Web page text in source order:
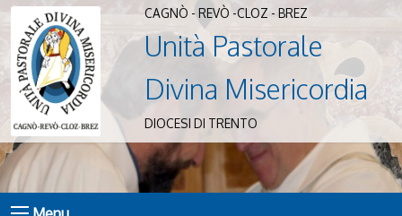
CAGNÒ - REVÒ -CLOZ - BREZ
Unità Pastorale
Divina Misericordia
DIOCESI DI TRENTO